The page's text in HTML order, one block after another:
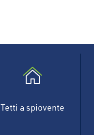
Tetti a spiovente